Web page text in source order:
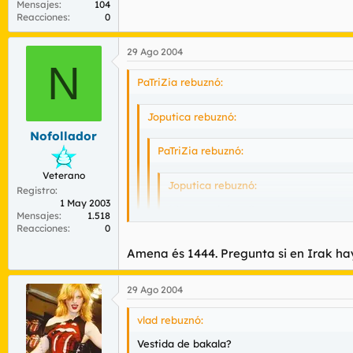
Mensajes
104
Reacciones
0
N
Nofollador
Veterano
Registro
1 May 2003
Mensajes
1.518
Reacciones
0
29 Ago 2004
PaTriZia rebuznó:
Joputica rebuznó:
PaTriZia rebuznó:
Joputica rebuznó:
me parece que es amena
Gondios me estoy dejando una pasta.
Amena és 1444. Pregunta si en Irak
29 Ago 2004
vlad rebuznó:
Vestida de bakala?